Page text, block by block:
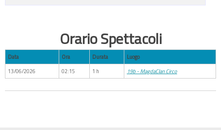
Orario Spettacoli
Data Ora Durata
Luogo
13/06/2026
02:15 1 h 19b - MagdaClan Circo